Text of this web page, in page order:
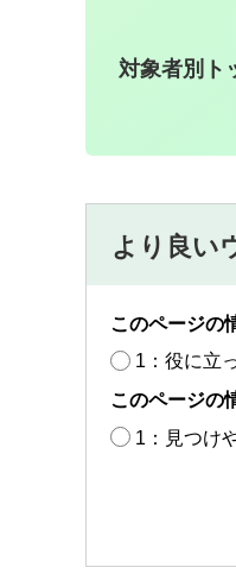
対象者別ト
より良い
このページの
1：役に立
このページの
1：見つけ